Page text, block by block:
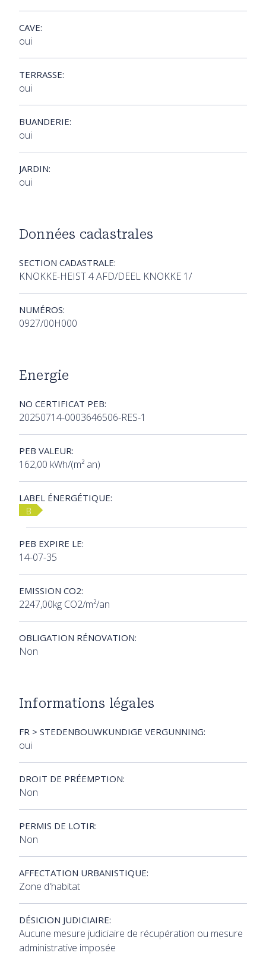
CAVE:
oui
TERRASSE:
oui
BUANDERIE:
oui
JARDIN:
oui
Données cadastrales
SECTION CADASTRALE:
KNOKKE-HEIST 4 AFD/DEEL KNOKKE 1/
NUMÉROS:
0927/00H000
Energie
NO CERTIFICAT PEB:
20250714-0003646506-RES-1
PEB VALEUR:
162,00 kWh/(m² an)
LABEL ÉNERGÉTIQUE:
B
PEB EXPIRE LE:
14-07-35
EMISSION CO2:
2247,00kg CO2/m²/an
OBLIGATION RÉNOVATION:
Non
Informations légales
FR > STEDENBOUWKUNDIGE VERGUNNING:
oui
DROIT DE PRÉEMPTION:
Non
PERMIS DE LOTIR:
Non
AFFECTATION URBANISTIQUE:
Zone d'habitat
DÉSICION JUDICIAIRE:
Aucune mesure judiciaire de récupération ou mesure
administrative imposée